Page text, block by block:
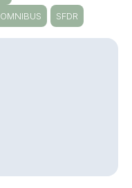
OMNIBUS SFDR